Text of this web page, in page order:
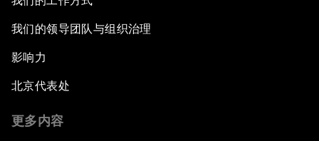
我们的领导团队与组织治理
影响力
北京代表处
更多内容